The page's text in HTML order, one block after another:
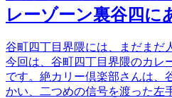
レーゾーン裏谷四に
谷町四丁目界隈には、まだまだ
今回は、谷町四丁目界隈のカレ
です。絶カリー倶楽部さんは、
かい、二つめの信号を渡った左